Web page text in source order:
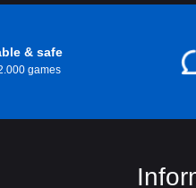
& safe
games